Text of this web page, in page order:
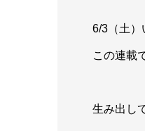
6/3（土）
この連載
生み出し